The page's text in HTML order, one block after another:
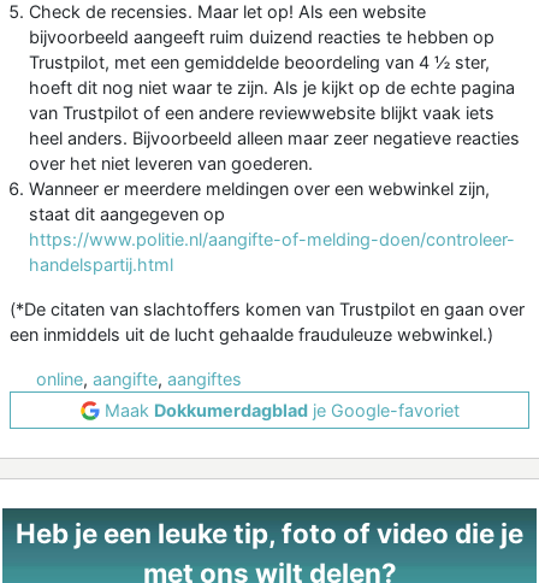
Check de recensies. Maar let op! Als een website
bijvoorbeeld aangeeft ruim duizend reacties te hebben op
Trustpilot, met een gemiddelde beoordeling van 4 ½ ster,
hoeft dit nog niet waar te zijn. Als je kijkt op de echte pagina
van Trustpilot of een andere reviewwebsite blijkt vaak iets
heel anders. Bijvoorbeeld alleen maar zeer negatieve reacties
over het niet leveren van goederen.
Wanneer er meerdere meldingen over een webwinkel zijn,
staat dit aangegeven op
https://www.politie.nl/aangifte-of-melding-doen/controleer-
handelspartij.html
(*De citaten van slachtoffers komen van Trustpilot en gaan over
een inmiddels uit de lucht gehaalde frauduleuze webwinkel.)
online, aangifte, aangiftes
Maak Dokkumerdagbladje Google-favoriet
Heb je een leuke tip, foto of video die je
met ons wilt delen?